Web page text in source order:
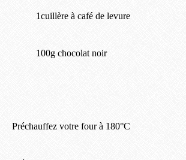
1cuillère à café de levure
100g chocolat noir
Préchauffez votre four à 180°C